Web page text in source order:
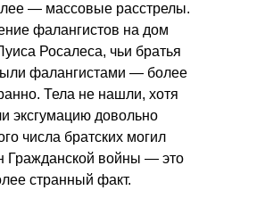
— массовые расстрелы.
фалангистов на дом
Росалеса, чьи братья
фалангистами — более
Тела не нашли, хотя
эксгумацию довольно
числа братских могил
Гражданской войны — это
странный факт.